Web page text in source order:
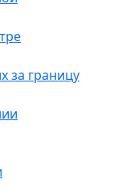
за границу